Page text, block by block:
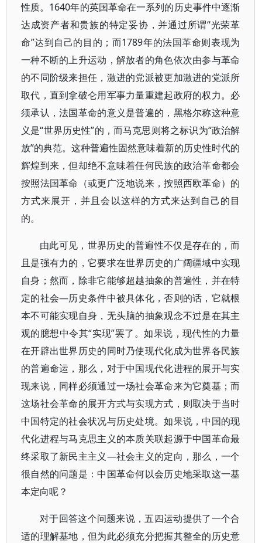
性质。1640年的英国革命在一系列的历史事件中逐渐
达成资产者和贵族的特定妥协，并通过所谓“光荣革
命”达到自己的目的；而1789年的法国革命则表现为
一种不断的上升运动，解放者的角色依次由参与革命
的不同阶级来担任，激进的党派被更加激进的党派所
取代，直到拿破仑用军事力量重建起政府的权力。必
须承认，法国革命的意义是普遍的，黑格尔称这种意
义是“世界历史性”的，而马克思则将之标识为“政治解
放”的典范。这种普遍性固然意味着新的历史性时代的
辉煌到来，但却绝不意味着任何民族的政治革命都会
按照法国革命（或更广泛地说来，按照西欧革命）的
方式来展开，并且会以这样的方式来达到自己的目
的。
由此可见，世界历史的普遍性不仅是存在的，而
且是强有力的，它要求在世界历史的广阔疆域中实现
自身；然而，除非它能够超越抽象的普遍性，并在特
定的社会—历史条件中被具体化，否则的话，它就根
本不可能实现自身，无头脑的抽象观念不过是在其主
观的臆想中令其“实现”罢了。如果说，现代性的力量
在开辟出世界历史的同时乃使现代化成为世界各民族
的普遍命运，那么，对于中国现代化进程的展开与实
现来说，同样必须通过一场社会革命来为它奠基；而
这场社会革命的展开方式与实现方式，则取决于当时
中国特定的社会状况与历史处境。如果说，中国的现
代化进程与马克思主义的本质关联起源于中国革命最
终采取了新民主主义—社会主义的定向，那么，一个
很自然的问题是：中国革命何以会历史地采取这一基
本定向呢？
对于回答这个问题来说，五四运动提供了一个合
适的理解基地，但为此必须充分把握其整全的历史意